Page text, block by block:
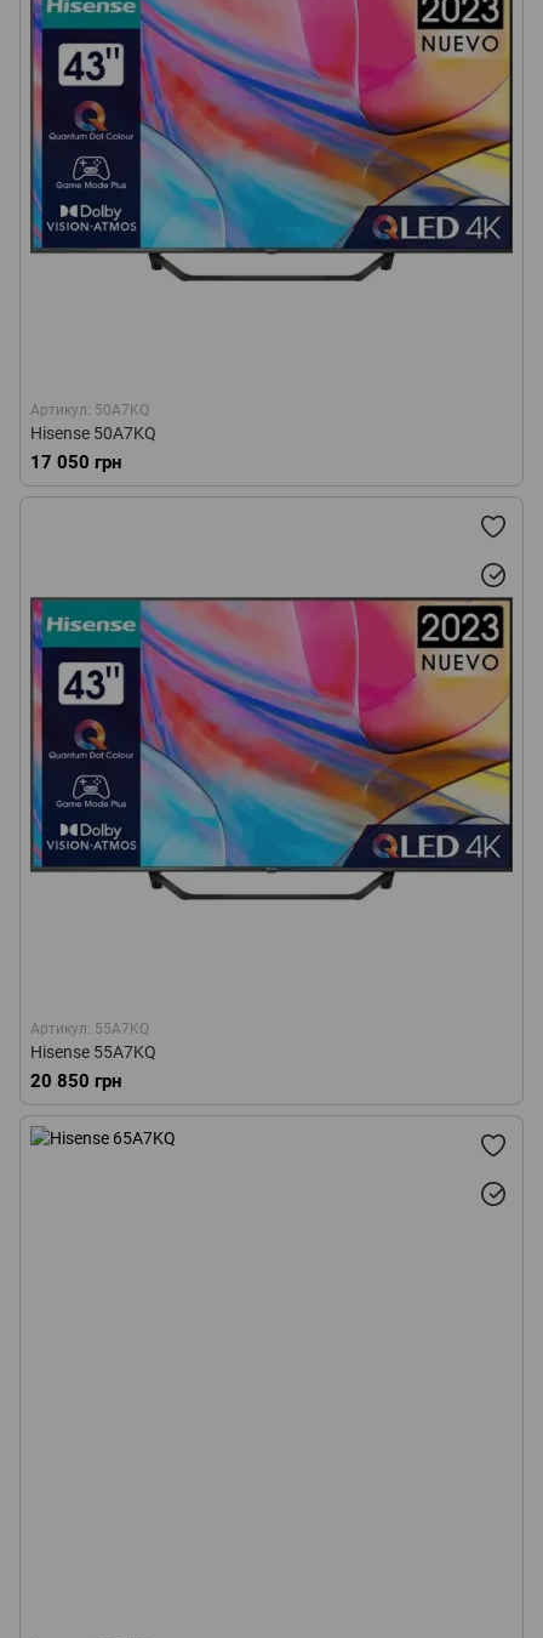
Артикул: 50A7KQ
Hisense 50A7KQ
17 050 грн
Артикул: 55A7KQ
Hisense 55A7KQ
20 850 грн